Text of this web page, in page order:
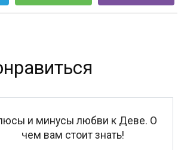
и минусы любви к Деве. О
чем вам стоит знать!